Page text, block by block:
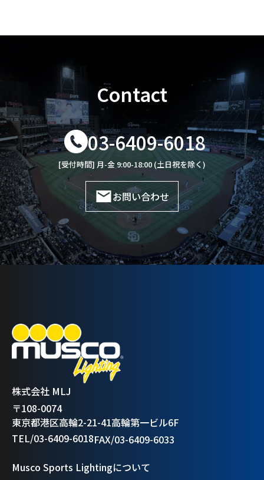
Contact
03-6409-6018
[受付時間] 月-金 9:00-18:00 (土日祝を除く)
お問い合わせ
株式会社 MLJ
〒108-0074
東京都港区高輪2-21-41高輪第一ビル6F
TEL/03-6409-6018FAX/03-6409-6033
Musco Sports Lightingについて